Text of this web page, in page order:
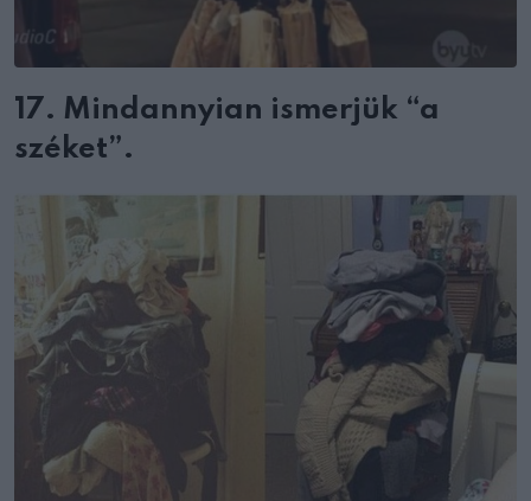
17. Mindannyian ismerjük “a
széket”.